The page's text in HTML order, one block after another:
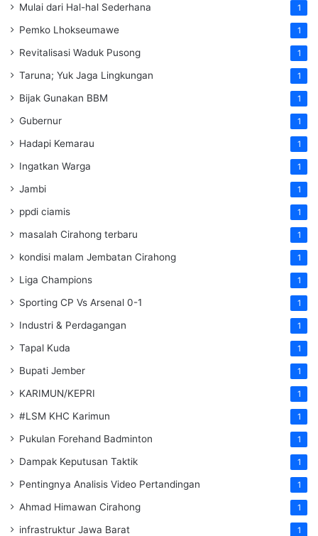
Mulai dari Hal-hal Sederhana 1
Pemko Lhokseumawe 1
Revitalisasi Waduk Pusong 1
Taruna; Yuk Jaga Lingkungan 1
Bijak Gunakan BBM 1
Gubernur 1
Hadapi Kemarau 1
Ingatkan Warga 1
Jambi 1
ppdi ciamis 1
masalah Cirahong terbaru 1
kondisi malam Jembatan Cirahong 1
Liga Champions 1
Sporting CP Vs Arsenal 0-1 1
Industri & Perdagangan 1
Tapal Kuda 1
Bupati Jember 1
KARIMUN/KEPRI 1
#LSM KHC Karimun 1
Pukulan Forehand Badminton 1
Dampak Keputusan Taktik 1
Pentingnya Analisis Video Pertandingan 1
Ahmad Himawan Cirahong 1
infrastruktur Jawa Barat 1